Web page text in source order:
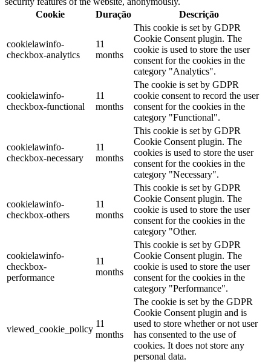
Cookie
Duração Descrição
cookielawinfo-
checkbox-analytics
11
months
This cookie is set by GDPR
Cookie Consent plugin. The
cookie is used to store the user
consent for the cookies in the
category "Analytics".
cookielawinfo-
checkbox-functional
11
months
The cookie is set by GDPR
cookie consent to record the user
consent for the cookies in the
category "Functional".
cookielawinfo-
checkbox-necessary
11
months
This cookie is set by GDPR
Cookie Consent plugin. The
cookies is used to store the user
consent for the cookies in the
category "Necessary".
cookielawinfo-
checkbox-others
11
months
This cookie is set by GDPR
Cookie Consent plugin. The
cookie is used to store the user
consent for the cookies in the
category "Other.
cookielawinfo-
checkbox-
performance
11
months
This cookie is set by GDPR
Cookie Consent plugin. The
cookie is used to store the user
consent for the cookies in the
category "Performance".
viewed_cookie_policy
11
months
The cookie is set by the GDPR
Cookie Consent plugin and is
used to store whether or not user
has consented to the use of
cookies. It does not store any
personal data.